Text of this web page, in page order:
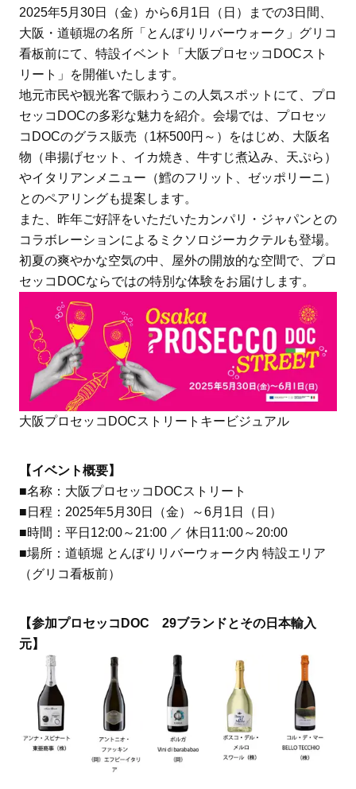
2025年5月30日（金）から6月1日（日）までの3日間、
大阪・道頓堀の名所「とんぼりリバーウォーク」グリコ
看板前にて、特設イベント「大阪プロセッコDOCスト
リート」を開催いたします。
地元市民や観光客で賑わうこの人気スポットにて、プロ
セッコDOCの多彩な魅力を紹介。会場では、プロセッ
コDOCのグラス販売（1杯500円～）をはじめ、大阪名
物（串揚げセット、イカ焼き、牛すじ煮込み、天ぷら）
やイタリアンメニュー（鱈のフリット、ゼッポリーニ）
とのペアリングも提案します。
また、昨年ご好評をいただいたカンパリ・ジャパンとの
コラボレーションによるミクソロジーカクテルも登場。
初夏の爽やかな空気の中、屋外の開放的な空間で、プロ
セッコDOCならではの特別な体験をお届けします。
大阪プロセッコDOCストリートキービジュアル
【イベント概要】
■名称：大阪プロセッコDOCストリート
■日程：2025年5月30日（金）～6月1日（日）
■時間：平日12:00～21:00 ／ 休日11:00～20:00
■場所：道頓堀 とんぼりリバーウォーク内 特設エリア
（グリコ看板前）
【参加プロセッコDOC 29ブランドとその日本輸入
元】